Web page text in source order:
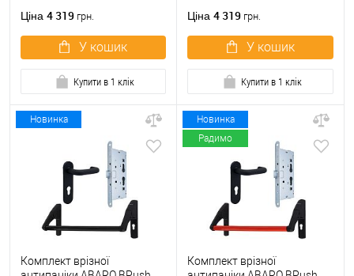
Ціна 4 319 грн.
У кошик
Купити в 1 клік
Ціна 4 319 грн.
У кошик
Купити в 1 клік
Новинка
Комплект врізної
Новинка
Радимо
Комплект врізної